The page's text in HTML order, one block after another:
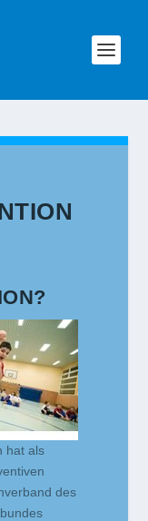
hat als
des